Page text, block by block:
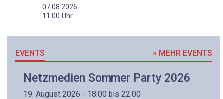
07.08.2026 -
11:00 Uhr
EVENTS » MEHR EVENTS
Netzmedien Sommer Party 2026
19. August 2026 - 18:00 bis 22:00